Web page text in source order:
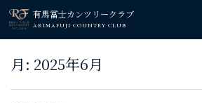
有馬冨士カンツリークラブ
ARIMAFUJI COUNTRY CLUB
月: 2025年6月